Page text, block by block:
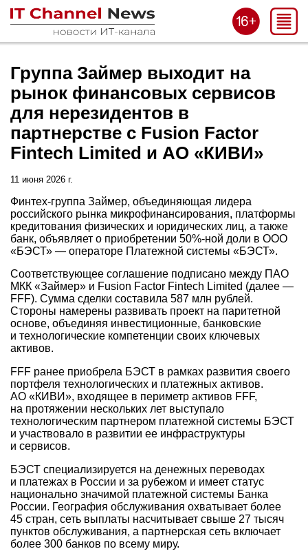
Группа Займер выходит на
рынок финансовых сервисов
для нерезидентов в
партнерстве с Fusion Factor
Fintech Limited и АО «КИВИ»
11 июня 2026 г.
Финтех-группа Займер, объединяющая лидера
российского рынка микрофинансирования, платформы
кредитования физических и юридических лиц, а также
банк, объявляет о приобретении 50%-ной доли в ООО
«БЭСТ» — операторе Платежной системы «БЭСТ».
Соответствующее соглашение подписано между ПАО
МКК «Займер» и Fusion Factor Fintech Limited (далее —
FFF). Сумма сделки составила 587 млн рублей.
Стороны намерены развивать проект на паритетной
основе, объединяя инвестиционные, банковские
и технологические компетенции своих ключевых
активов.
FFF ранее приобрела БЭСТ в рамках развития своего
портфеля технологических и платежных активов.
АО «КИВИ», входящее в периметр активов FFF,
на протяжении нескольких лет выступало
технологическим партнером платежной системы БЭСТ
и участвовало в развитии ее инфраструктуры
и сервисов.
БЭСТ специализируется на денежных переводах
и платежах в России и за рубежом и имеет статус
национально значимой платежной системы Банка
России. География обслуживания охватывает более
45 стран, сеть выплаты насчитывает свыше 27 тысяч
пунктов обслуживания, а партнерская сеть включает
более 300 банков по всему миру.